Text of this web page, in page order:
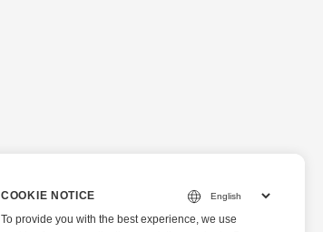
COOKIE NOTICE
To provide you with the best experience, we use